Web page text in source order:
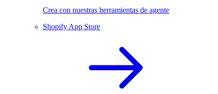
Crea con nuestras herramientas de agente
Shopify App Store